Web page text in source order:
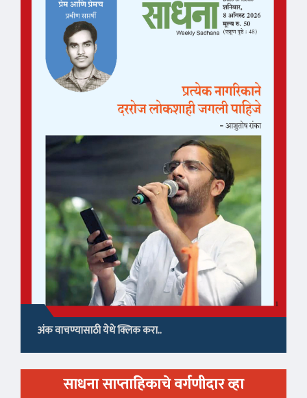
अंक वाचण्यासाठी येथे क्लिक करा..
साधना साप्ताहिकाचे वर्गणीदार व्हा